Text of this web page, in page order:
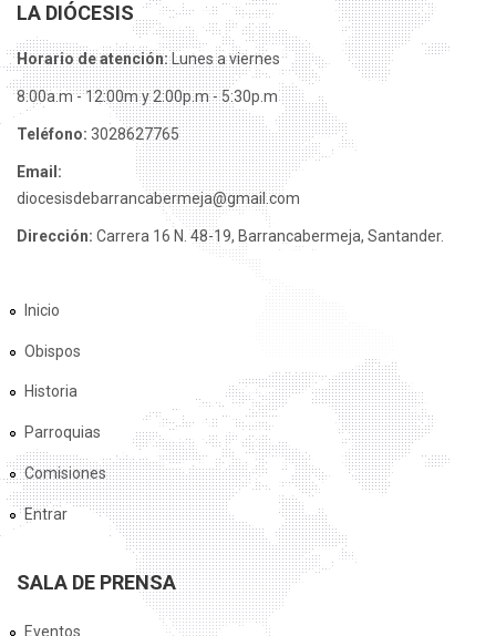
LA DIÓCESIS
Horario de atención:Lunes a viernes
8:00a.m - 12:00m y 2:00p.m - 5:30p.m
Teléfono: 3028627765
Email:
diocesisdebarrancabermeja@gmail.com
Dirección: Carrera 16 N. 48-19, Barrancabermeja, Santander.
Inicio
Obispos
Historia
Parroquias
Comisiones
Entrar
SALA DE PRENSA
Eventos